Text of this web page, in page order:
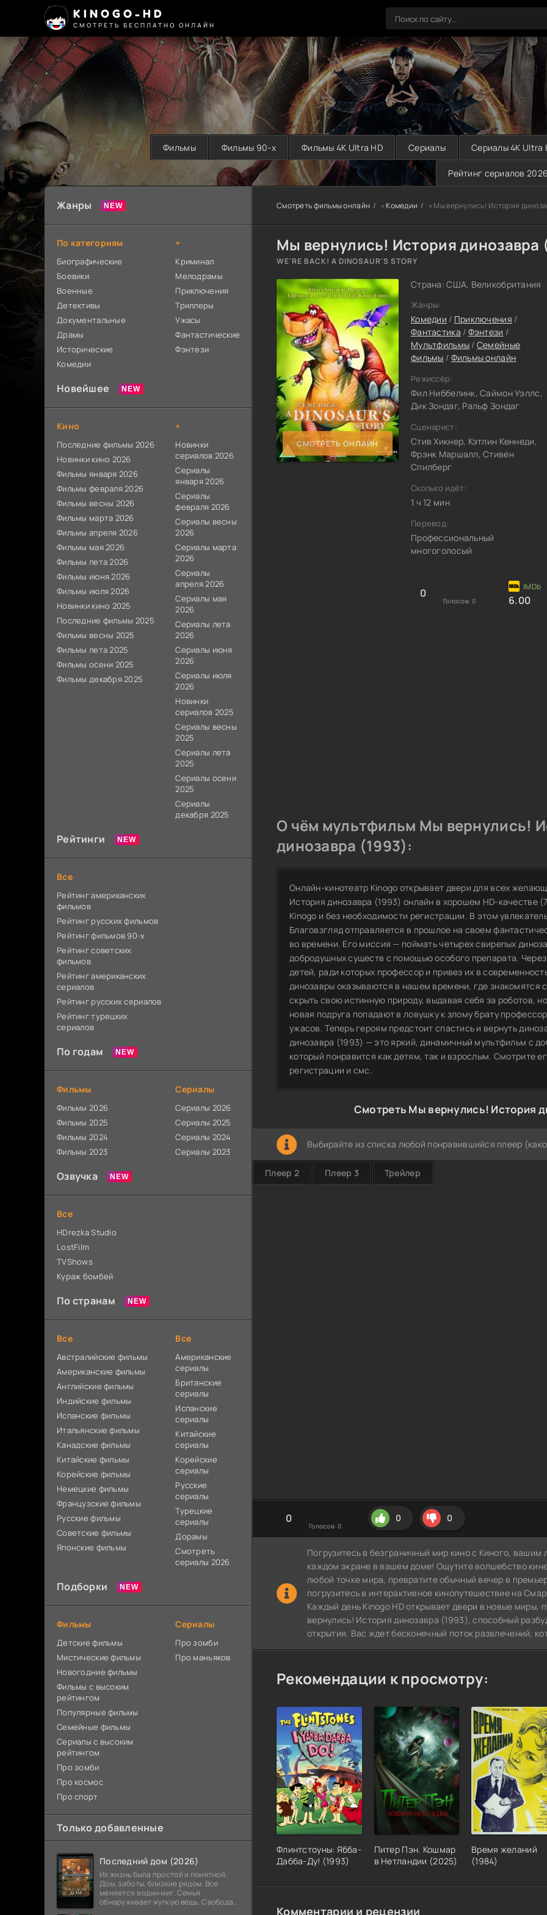
KINOGO-HD
СМОТРЕТЬ БЕСПЛАТНО ОНЛАЙН
Фильмы Фильмы 90-х Фильмы 4K Ultra HD Сериалы Сериалы 4K Ultra
Рейтинг сериалов 2026
Смотреть фильмы онлайн »Комедии » Мы вернулись! История
Мы вернулись! История динозавра
WE'RE BACK! A DINOSAUR'S STORY
СМОТРЕТЬ ОНЛАЙН
Страна: США, Великобритания
Жанры:
Комедии / Приключения /
Фантастика / Фэнтези /
Мультфильмы / Семейные
фильмы / Фильмы онлайн
Режиссёр:
Фил Ниббелинк, Саймон Уэллс,
Дик Зондаг, Ральф Зондаг
Сценарист:
Стив Хикнер, Кэтлин Кеннеди,
Фрэнк Маршалл, Стивен
Спилберг
Сколько идёт:
1 ч 12 мин
Перевод:
Профессиональный
многоголосый
0
Голосов: 0 6.00
О чём мультфильм Мы вернулись!
динозавра (1993):
Онлайн-кинотеатр Kinogo открывает двери для всех
История динозавра (1993) онлайн в хорошем HD-качестве
Kinogo и без необходимости регистрации. В этом
Благовзгляд отправляется в прошлое на своем
во времени. Его миссия — поймать четырех свирепых
добродушных существ с помощью особого препарата.
детей, ради которых профессор и привез их в
динозавры оказываются в нашем времени, где знакомятся
скрыть свою истинную природу, выдавая себя за роботов,
новая подруга попадают в ловушку к злому брату
ужасов. Теперь героям предстоит спастись и вернуть
динозавра (1993) — это яркий, динамичный мультфильм с
который понравится как детям, так и взрослым. Смотрите
регистрации и смс.
Смотреть Мы вернулись! История
Выбирайте из списка любой понравившийся плеер
Плеер 2 Плеер 3 Трейлер
0
Голосов: 0
0 0
Погрузитесь в безграничный мир кино с Киного,
каждом экране в вашем доме! Ощутите волшебство
любой точке мира, превратите обычный вечер в
погрузитесь в интерактивное кинопутешествие на
Каждый день Kinogo HD открывает двери в новые
вернулись! История динозавра (1993), способный
открытия. Вас ждет бесконечный поток развлечений,
Рекомендации к просмотру:
Флинтстоуны: Ябба-
Дабба-Ду! (1993)
Питер Пэн. Кошмар
в Нетландии (2025)
Время желаний
(1984)
Комментарии и рецензии
Жанры
По категориям
Биографические
Боевики
Военные
Детективы
Документальные
Драмы
Исторические
Комедии
+
Криминал
Мелодрамы
Приключения
Триллеры
Ужасы
Фантастические
Фэнтези
Новейшее
Кино
Последние фильмы 2026
Новинки кино 2026
Фильмы января 2026
Фильмы февраля 2026
Фильмы весны 2026
Фильмы марта 2026
Фильмы апреля 2026
Фильмы мая 2026
Фильмы лета 2026
Фильмы июня 2026
Фильмы июля 2026
Новинки кино 2025
Последние фильмы 2025
Фильмы весны 2025
Фильмы лета 2025
Фильмы осени 2025
Фильмы декабря 2025
+
Новинки
сериалов 2026
Сериалы
января 2026
Сериалы
февраля 2026
Сериалы весны
2026
Сериалы марта
2026
Сериалы
апреля 2026
Сериалы мая
2026
Сериалы лета
2026
Сериалы июня
2026
Сериалы июля
2026
Новинки
сериалов 2025
Сериалы весны
2025
Сериалы лета
2025
Сериалы осени
2025
Сериалы
декабря 2025
Рейтинги
Все
Рейтинг американских
фильмов
Рейтинг русских фильмов
Рейтинг фильмов 90-х
Рейтинг советских
фильмов
Рейтинг американских
сериалов
Рейтинг русских сериалов
Рейтинг турецких
сериалов
По годам
Фильмы
Фильмы 2026
Фильмы 2025
Фильмы 2024
Фильмы 2023
Сериалы
Сериалы 2026
Сериалы 2025
Сериалы 2024
Сериалы 2023
Озвучка
Все
HDrezka Studio
LostFilm
TVShows
Кураж бомбей
По странам
Все
Австралийские фильмы
Американские фильмы
Английские фильмы
Индийские фильмы
Испанские фильмы
Итальянские фильмы
Канадские фильмы
Китайские фильмы
Корейские фильмы
Немецкие фильмы
Французские фильмы
Русские фильмы
Советские фильмы
Японские фильмы
Все
Американские
сериалы
Британские
сериалы
Испанские
сериалы
Китайские
сериалы
Корейские
сериалы
Русские
сериалы
Турецкие
сериалы
Дорамы
Смотреть
сериалы 2026
Подборки
Фильмы
Детские фильмы
Мистические фильмы
Новогодние фильмы
Фильмы с высоким
рейтингом
Популярные фильмы
Семейные фильмы
Сериалы с высоким
рейтингом
Про зомби
Про космос
Про спорт
Сериалы
Про зомби
Про маньяков
Только добавленные
Последний дом (2026)
Их жизнь была простой и понятной.
Дом, заботы, близкие рядом. Все
меняется в один миг. Семья
обнаруживает жуткую вещь. Свобода